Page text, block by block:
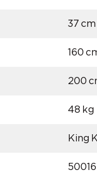
37 cm
160
200
48 kg
King